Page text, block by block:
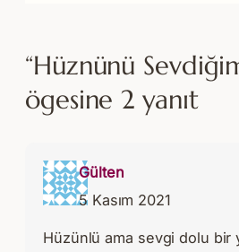
“Hüznünü
ögesine 2 yanıt
Gülten
5 Kasım 2021
Hüzünlü ama sevgi dolu bir